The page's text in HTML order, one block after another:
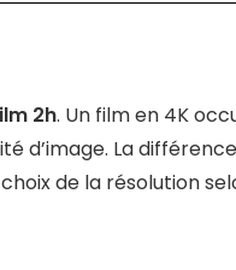
2h. Un film en 4K
d’image. La
de la résolution